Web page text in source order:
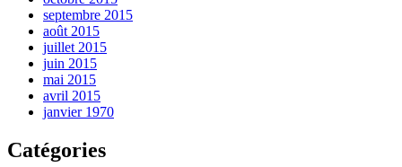
septembre 2015
août 2015
juillet 2015
juin 2015
mai 2015
avril 2015
janvier 1970
Catégories